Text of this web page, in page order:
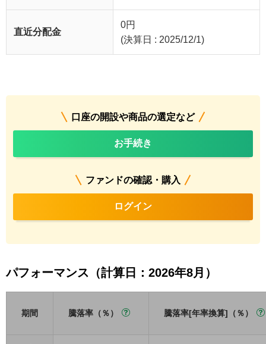
直近分配金
0円
(決算日 : 2025/12/1)
口座の開設や商品の選定など
お手続き
ファンドの確認・購入
ログイン
パフォーマンス（計算日：2026年8月）
期間 騰落率（％） 騰落率[年率換算]（％）